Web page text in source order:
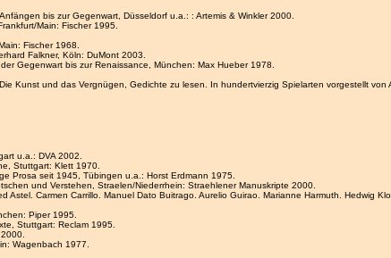
bis zur Gegenwart, Düsseldorf u.a.: : Artemis & Winkler 2000.
Main: Fischer 1995.
Fischer 1968.
Falkner, Köln: DuMont 2003.
Gegenwart bis zur Renaissance, München: Max Hueber 1978.
Kunst und das Vergnügen, Gedichte zu lesen. In hundertvierzig Spielarten vorgestellt von
u.a.: DVA 2002.
Stuttgart: Klett 1970.
Prosa seit 1945, Tübingen u.a.: Horst Erdmann 1975.
und Verstehen, Straelen/Niederrhein: Straehlener Manuskripte 2000.
Carmen Carrillo. Manuel Dato Buitrago. Aurelio Guirao. Marianne Harmuth. Hedwig
Piper 1995.
Stuttgart: Reclam 1995.
Wagenbach 1977.